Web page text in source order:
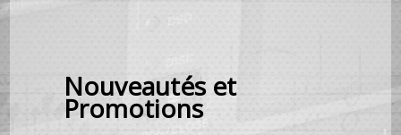
Nouveautés et
Promotions